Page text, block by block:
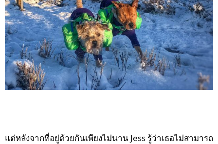
แต่หลังจากที่อยู่ด้วยกันเพียงไม่นาน Jess รู้ว่าเธอไม่สามารถ